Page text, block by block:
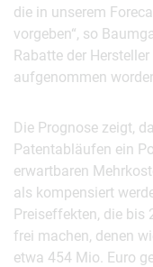
die in unserem
vorgeben“, so
Rabatte der
aufgenommen
Die Prognose zeigt,
Patentabläufen ein
erwartbaren
als kompensiert
Preiseffekten, die bis
frei machen, denen
etwa 454 Mio. Euro